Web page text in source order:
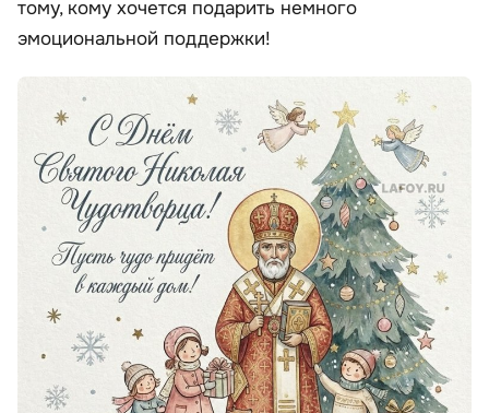
тому, кому хочется подарить немного
эмоциональной поддержки!